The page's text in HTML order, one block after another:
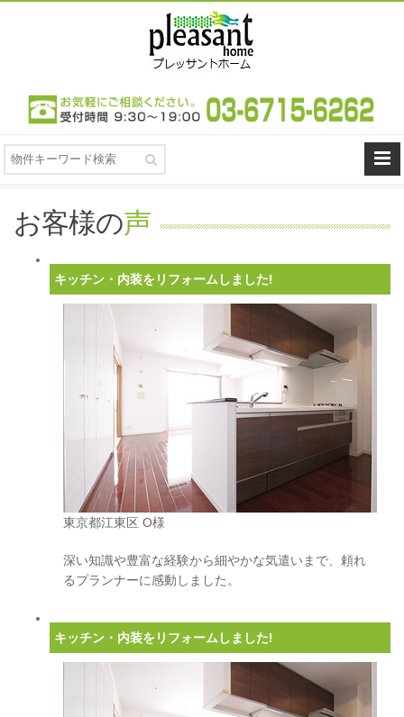
お客様の声
キッチン・内装をリフォームしました!
東京都江東区 O様
深い知識や豊富な経験から細やかな気遣いまで、頼れ
るプランナーに感動しました。
キッチン・内装をリフォームしました!